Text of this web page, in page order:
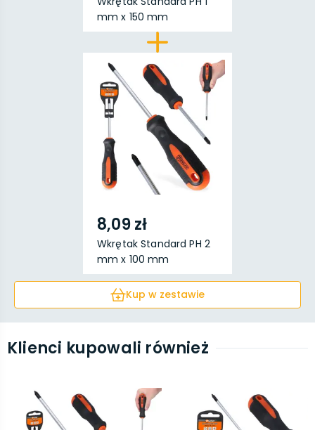
mm x 150 mm
8,09 zł
Wkrętak Standard PH 2
mm x 100 mm
Kup w zestawie
Klienci kupowali również